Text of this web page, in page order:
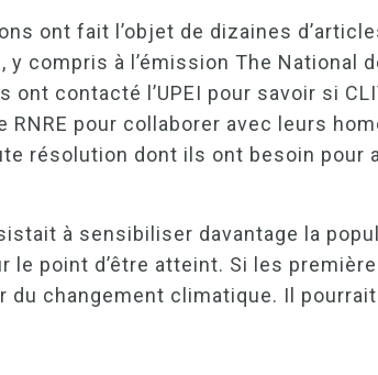
ont fait l’objet de dizaines
y compris à l’émission The
ont contacté l’UPEI pour savoir si
RNRE pour collaborer avec leurs
résolution dont ils ont besoin pour
à sensibiliser davantage la
point d’être atteint. Si les
du changement climatique. Il